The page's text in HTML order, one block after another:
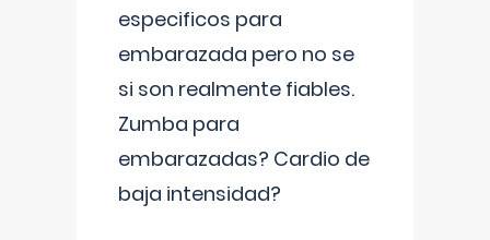
especificos para
embarazada pero no se
si son realmente fiables.
Zumba para
embarazadas? Cardio de
baja intensidad?